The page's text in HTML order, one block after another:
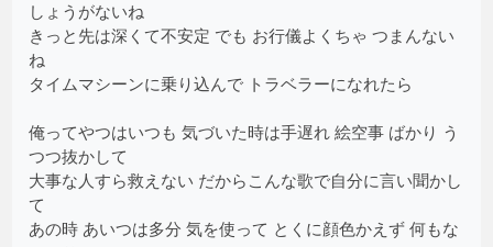
しょうがないね
きっと先は深くて不安定 でも お行儀よくちゃ つまんない
ね
タイムマシーンに乗り込んで トラベラーになれたら
俺ってやつはいつも 気づいた時は手遅れ 絵空事 ばかり う
つつ抜かして
大事な人すら救えない だからこんな歌で自分に言い聞かし
て
あの時 あいつは多分 気を使って とくに顔色かえず 何もな